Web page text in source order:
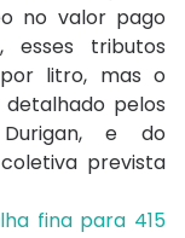
no valor pago
esses tributos
litro, mas o
pelos
e do
prevista
fina para 415